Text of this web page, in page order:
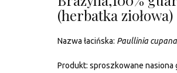
(herbatka ziołowa)
Nazwa łacińska: Paullinia cupana
Produkt: sproszkowane nasiona